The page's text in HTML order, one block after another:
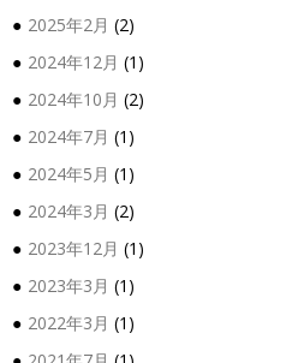
2025年2月 (2)
2024年12月 (1)
2024年10月 (2)
2024年7月 (1)
2024年5月 (1)
2024年3月 (2)
2023年12月 (1)
2023年3月 (1)
2022年3月 (1)